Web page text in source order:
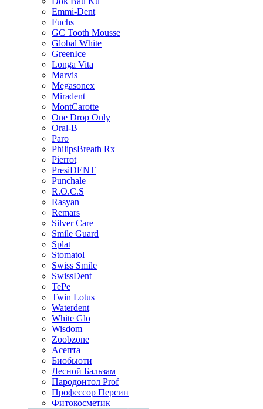
Emmi-Dent
Fuchs
GC Tooth Mousse
Global White
GreenIce
Longa Vita
Marvis
Megasonex
Miradent
MontCarotte
One Drop Only
Oral-B
Paro
PhilipsBreath Rx
Pierrot
PresiDENT
Punchale
R.O.C.S
Rasyan
Remars
Silver Care
Smile Guard
Splat
Stomatol
Swiss Smile
SwissDent
TePe
Twin Lotus
Waterdent
White Glo
Wisdom
Zoobzone
Асепта
Биобьюти
Лесной Бальзам
Пародонтол Prof
Профессор Персин
Фитокосметик